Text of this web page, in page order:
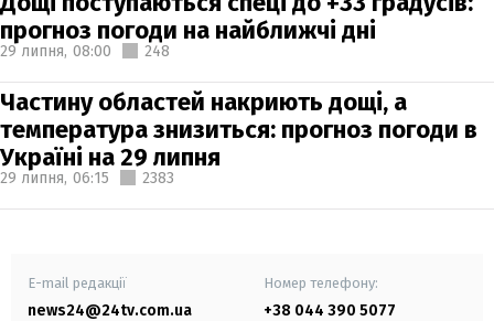
прогноз погоди на найближчі дні
29 липня, 08:00 248
Частину областей накриють дощі, а
температура знизиться: прогноз погоди в
Україні на 29 липня
29 липня, 06:15 2383
E-mail редакції
news24@24tv.com.ua
Номер телефону:
+38 044 390 5077